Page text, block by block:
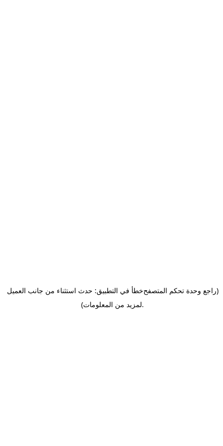
خطأ في التطبيق: حدث استثناء من جانب العميل(راجع وحدة تحكم المتصفح
لمزيد من المعلومات).